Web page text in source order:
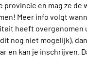
provincie en mag ze de
Meer info volgt
heeft overgenomen
nog niet mogelijk),
en kan je inschrijven.